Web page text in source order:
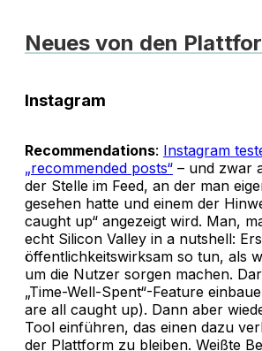
Neues von den
Instagram
Recommendations: Instagram
„recommended posts“ – und zwar
der Stelle im Feed, an der man
gesehen hatte und einem der
caught up“ angezeigt wird. Man,
echt Silicon Valley in a nutshell:
öffentlichkeitswirksam so tun, als
um die Nutzer sorgen machen.
„Time-Well-Spent“-Feature
are all caught up). Dann aber
Tool einführen, das einen dazu
der Plattform zu bleiben. Weißte